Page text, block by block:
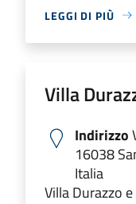
LEGGI DI PIÙ
Villa
Indirizzo
16038
Italia
Villa Durazzo